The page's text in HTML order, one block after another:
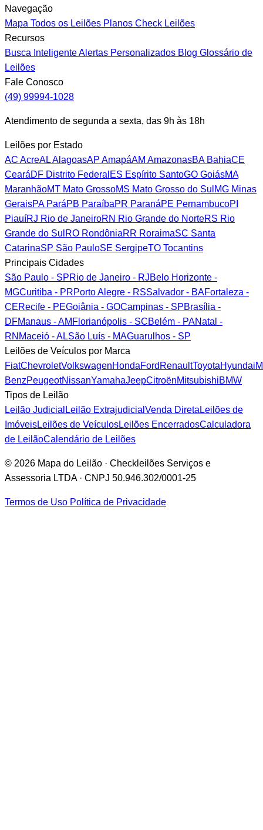
Navegação
Mapa Todos os Leilões Planos Check Leilões
Recursos
Busca InteligenteAlertas Personalizados Blog Glossário de
Leilões
Fale Conosco
(49) 99994-1028
Atendimento de segunda a sexta, das 9h às 18h
Leilões por Estado
AC AcreALAlagoasAP AmapáAM AmazonasBABahiaCE
CearáDF Distrito Federal ES Espírito SantoGO GoiásMA
MaranhãoMT Mato GrossoMS Mato Grosso do Sul MG Minas
GeraisPAParáPB ParaíbaPR ParanáPE PernambucoPI
PiauíRJ Rio de JaneiroRN Rio Grande do NorteRS Rio
Grande do Sul RO RondôniaRR RoraimaSC Santa
CatarinaSP São PauloSE SergipeTO Tocantins
Principais Cidades
São Paulo - SPRio de Janeiro - RJBelo Horizonte -
MGCuritiba - PRPorto Alegre - RSSalvador - BAFortaleza -
CERecife - PEGoiânia - GOCampinas - SPBrasília -
DFManaus - AM Florianópolis - SCBelém - PANatal -
RN Maceió - ALSão Luís - MAGuarulhos - SP
Leilões de Veículos por Marca
FiatChevroletVolkswagenHondaFord RenaultToyotaHyundai
BenzPeugeotNissanYamahaJeepCitroënMitsubishiBMW
Tipos de Leilão
Leilão Judicial Leilão Extrajudicial Venda Direta Leilões de
ImóveisLeilões de VeículosLeilões EncerradosCalculadora
de LeilãoCalendário de Leilões
© 2026 Mapa do Leilão · Checkleilões Serviços e
Assessoria LTDA · CNPJ 50.946.302/0001-25
Termos de Uso Política de Privacidade